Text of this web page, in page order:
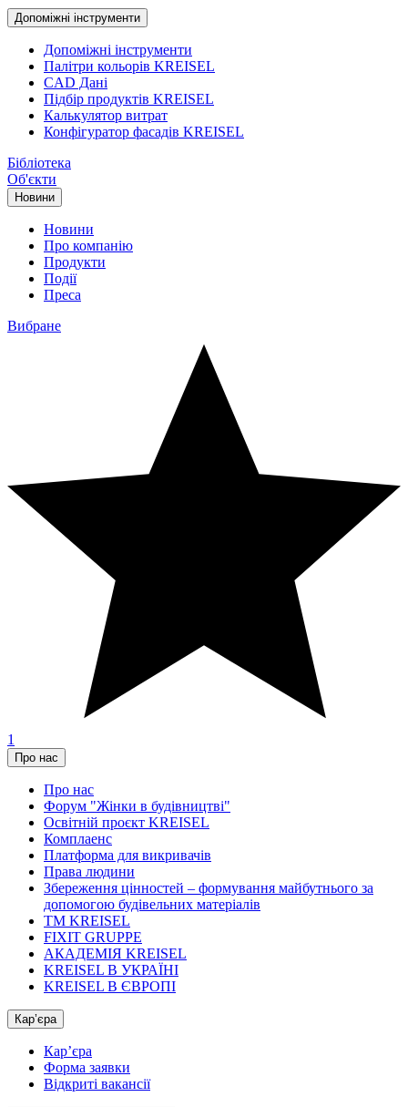
Допоміжні інструменти
Допоміжні інструменти
Палітри кольорів KREISEL
CAD Дані
Підбір продуктів KREISEL
Калькулятор витрат
Конфігуратор фасадів KREISEL
Бібліотека
Об'єкти
Новини
Новини
Про компанію
Продукти
Події
Преса
Вибране
1
Про нас
Про нас
Форум "Жінки в будівництві"
Освітній проєкт KREISEL
Комплаенс
Платформа для викривачів
Права людини
Збереження цінностей – формування майбутнього за
допомогою будівельних матеріалів
ТМ KREISEL
FIXIT GRUPPE
АКАДЕМІЯ KREISEL
KREISEL В УКРАЇНІ
KREISEL В ЄВРОПІ
Кар’єра
Кар’єра
Форма заявки
Відкриті вакансії